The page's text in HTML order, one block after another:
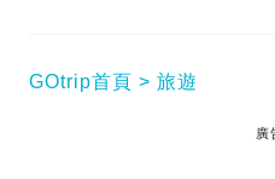
GOtrip首頁 旅遊
廣